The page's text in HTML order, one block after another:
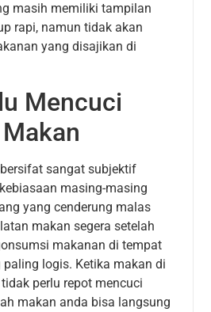
masih memiliki tampilan
rapi, namun tidak akan
yang disajikan di
Mencuci
sangat subjektif
masing-masing
yang cenderung malas
makan segera setelah
makanan di tempat
logis. Ketika makan di
perlu repot mencuci
makan anda bisa langsung